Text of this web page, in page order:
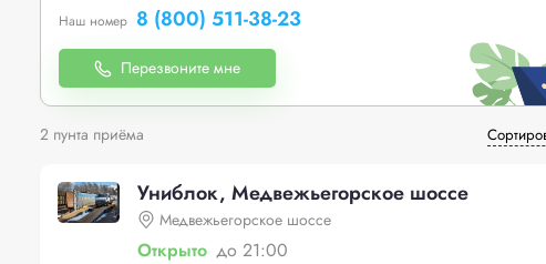
Наш номер 8 (800) 511-38-23
Перезвоните мне
2 пунта приёма
Униблок, Медвежьегорское шоссе
Медвежьегорское шоссе
Открыто до 21:00